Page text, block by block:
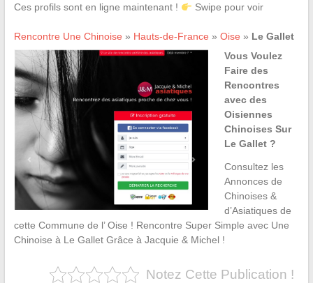
Ces profils sont en ligne maintenant ! Swipe pour voir
Rencontre Une Chinoise » Hauts-de-France » Oise » Le Gallet
Vous Voulez
Faire des
Rencontres
avec des
Oisiennes
Chinoises Sur
Le Gallet ?
Consultez les
Annonces de
Chinoises &
d’Asiatiques de
cette Commune de l’ Oise ! Rencontre Super Simple avec Une
Chinoise à Le Gallet Grâce à Jacquie & Michel !
Notez Cette Publication !